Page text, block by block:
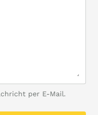
per E-Mail.